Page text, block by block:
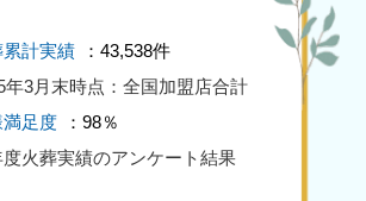
累計実績
：43,538件
3月末時点：全国加盟店合計
足度
：98％
火葬実績のアンケート結果